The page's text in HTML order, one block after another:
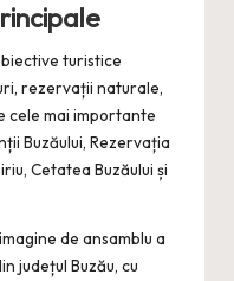
turistice
rezervații naturale,
cele mai importante
Buzăului, Rezervația
Cetatea Buzăului și
de ansamblu a
județul Buzău, cu